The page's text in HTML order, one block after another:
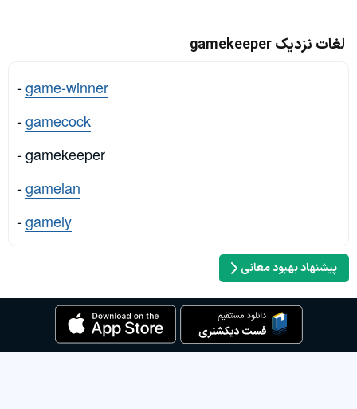
لغات نزدیک gamekeeper
-game-winner
-gamecock
- gamekeeper
-gamelan
-gamely
پیشنهاد بهبود معانی